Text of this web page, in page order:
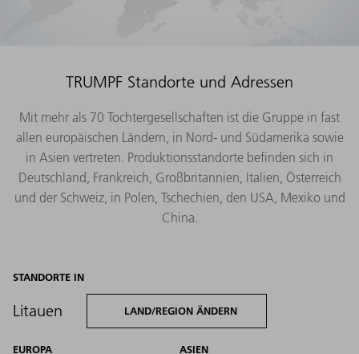
TRUMPF Standorte und Adressen
Mit mehr als 70 Tochtergesellschaften ist die Gruppe in fast
allen europäischen Ländern, in Nord- und Südamerika sowie
in Asien vertreten. Produktionsstandorte befinden sich in
Deutschland, Frankreich, Großbritannien, Italien, Österreich
und der Schweiz, in Polen, Tschechien, den USA, Mexiko und
China.
STANDORTE IN
Litauen LAND/REGION ÄNDERN
EUROPA ASIEN